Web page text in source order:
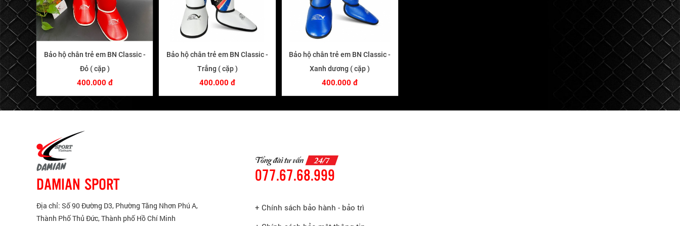
Bảo hộ chân trẻ em BN Classic -
Đỏ ( cặp )
400.000 đ
Bảo hộ chân trẻ em BN Classic -
Trắng ( cặp )
400.000 đ
Bảo hộ chân trẻ em BN Classic -
Xanh dương ( cặp )
400.000 đ
DAMIAN SPORT
Địa chỉ: Số 90 Đường D3, Phường Tăng Nhơn Phú A,
Thành Phố Thủ Đức, Thành phố Hồ Chí Minh
077.67.68.999
+ Chính sách bảo hành - bảo trì